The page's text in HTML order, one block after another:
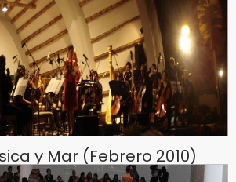
y Mar (Febrero 2010)